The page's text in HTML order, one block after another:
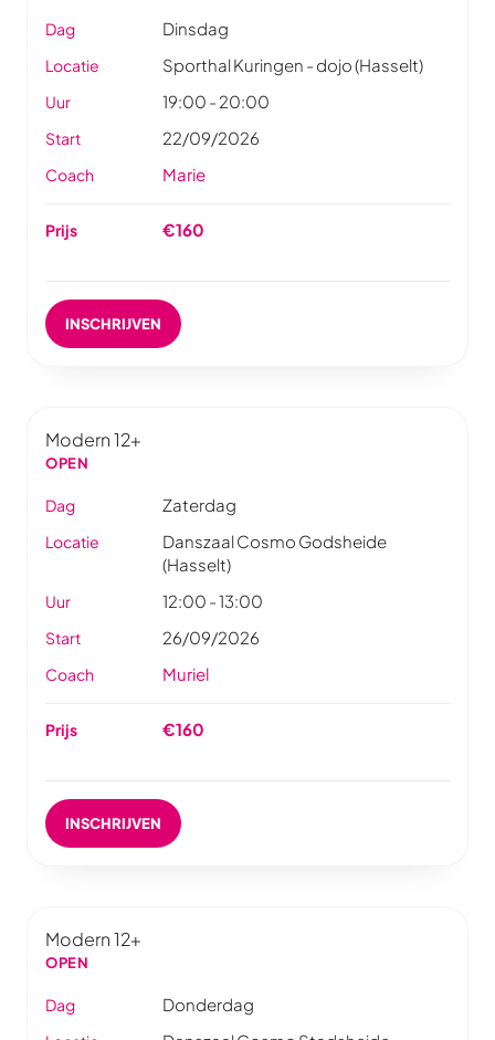
Dag Dinsdag
Locatie Sporthal Kuringen - dojo (Hasselt)
Uur 19:00 - 20:00
Start 22/09/2026
Coach Marie
Prijs €160
INSCHRIJVEN
Modern 12+
OPEN
Dag Zaterdag
Locatie
Danszaal Cosmo Godsheide
(Hasselt)
Uur 12:00 - 13:00
Start 26/09/2026
Coach Muriel
Prijs €160
INSCHRIJVEN
Modern 12+
OPEN
Dag Donderdag